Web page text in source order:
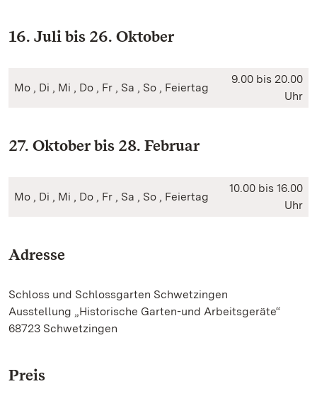
16. Juli bis 26. Oktober
Mo , Di , Mi , Do , Fr , Sa , So , Feiertag
9.00 bis 20.00
Uhr
27. Oktober bis 28. Februar
Mo , Di , Mi , Do , Fr , Sa , So , Feiertag
10.00 bis 16.00
Uhr
Adresse
Schloss und Schlossgarten Schwetzingen
Ausstellung „Historische Garten-und Arbeitsgeräte“
68723 Schwetzingen
Preis